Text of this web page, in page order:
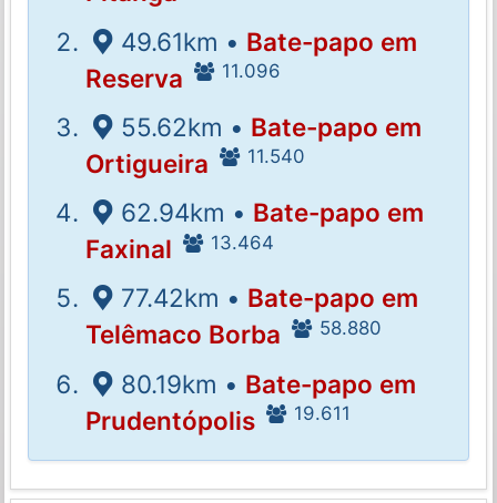
49.61km • Bate-papo em
Reserva
11.096
55.62km • Bate-papo em
Ortigueira
11.540
62.94km • Bate-papo em
Faxinal
13.464
77.42km • Bate-papo em
Telêmaco Borba
58.880
80.19km • Bate-papo em
Prudentópolis
19.611